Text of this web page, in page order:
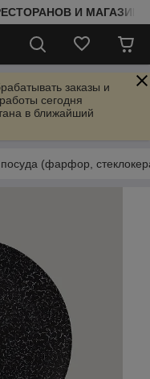
И
заказы и
сегодня
в ближайший
(фарфор,